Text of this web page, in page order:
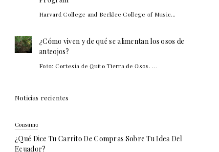
Harvard College and Berklee College of Music...
¿Cómo viven y de qué se alimentan los osos de
anteojos?
Foto: Cortesía de Quito Tierra de Osos. ...
Noticias recientes
Consumo
¿Qué Dice Tu Carrito De Compras Sobre Tu Idea Del
Ecuador?